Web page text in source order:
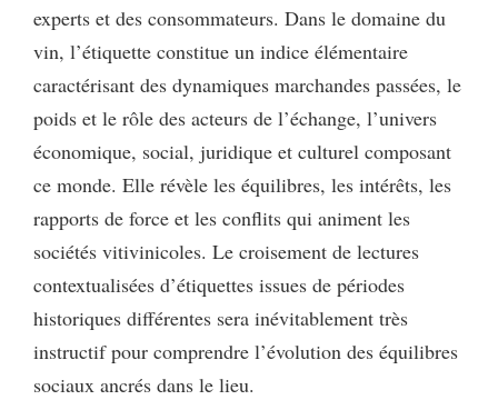
experts et des consommateurs. Dans le domaine du
vin, l’étiquette constitue un indice élémentaire
caractérisant des dynamiques marchandes passées, le
poids et le rôle des acteurs de l’échange, l’univers
économique, social, juridique et culturel composant
ce monde. Elle révèle les équilibres, les intérêts, les
rapports de force et les conflits qui animent les
sociétés vitivinicoles. Le croisement de lectures
contextualisées d’étiquettes issues de périodes
historiques différentes sera inévitablement très
instructif pour comprendre l’évolution des équilibres
sociaux ancrés dans le lieu.